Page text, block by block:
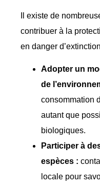
Il existe de
contribuer à la
en danger
Adopter un
de
consommation
autant que
biologiques.
Participer à
espèces :
locale pour